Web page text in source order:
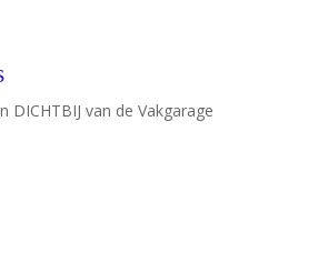
DICHTBIJ van de Vakgarage